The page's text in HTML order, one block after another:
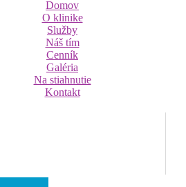
Domov
O klinike
Služby
Náš tím
Cenník
Galéria
Na stiahnutie
Kontakt